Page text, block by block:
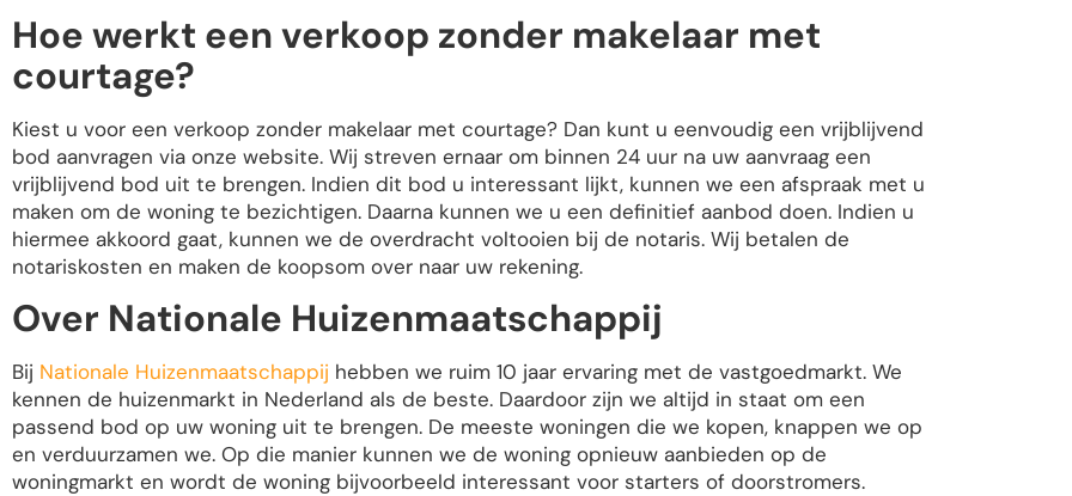
Hoe werkt een verkoop zonder makelaar met
courtage?
Kiest u voor een verkoop zonder makelaar met courtage? Dan kunt u eenvoudig een vrijblijvend
bod aanvragen via onze website. Wij streven ernaar om binnen 24 uur na uw aanvraag een
vrijblijvend bod uit te brengen. Indien dit bod u interessant lijkt, kunnen we een afspraak met u
maken om de woning te bezichtigen. Daarna kunnen we u een definitief aanbod doen. Indien u
hiermee akkoord gaat, kunnen we de overdracht voltooien bij de notaris. Wij betalen de
notariskosten en maken de koopsom over naar uw rekening.
Over Nationale Huizenmaatschappij
Bij Nationale Huizenmaatschappij hebben we ruim 10 jaar ervaring met de vastgoedmarkt. We
kennen de huizenmarkt in Nederland als de beste. Daardoor zijn we altijd in staat om een
passend bod op uw woning uit te brengen. De meeste woningen die we kopen, knappen we op
en verduurzamen we. Op die manier kunnen we de woning opnieuw aanbieden op de
woningmarkt en wordt de woning bijvoorbeeld interessant voor starters of doorstromers.